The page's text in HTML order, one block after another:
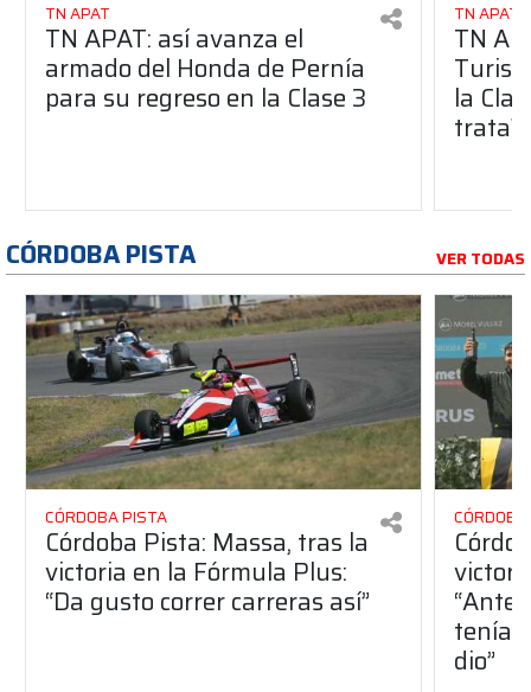
TN APAT
TN APAT: así avanza el
armado del Honda de Pernía
para su regreso en la Clase 3
TN APAT
TN
la
trata?
CÓRDOBA PISTA VER TODAS
CÓRDOBA PISTA
Córdoba Pista: Massa, tras la
victoria en la Fórmula Plus:
“Da gusto correr carreras así”
dio”